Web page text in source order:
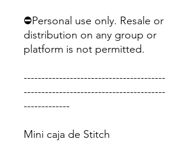
⛔Personal use only. Resale or
distribution on any group or
platform is not permitted.
----------------------------------------
----------------------------------------
-------------
Mini caja de Stitch